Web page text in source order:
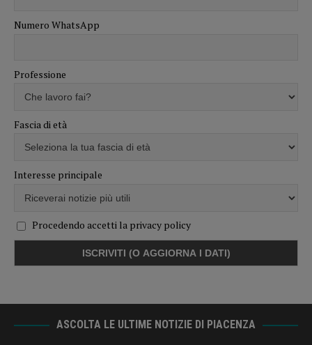
Numero WhatsApp
Professione
Fascia di età
Interesse principale
Procedendo accetti la privacy policy
ASCOLTA LE ULTIME NOTIZIE DI PIACENZA